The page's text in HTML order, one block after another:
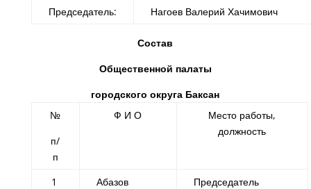
Председатель:
Нагоев Валерий Хачимович
Состав
Общественной палаты
городского округа Баксан
№
п/
п
Ф И О
Место работы,
должность
1
Абазов
Председатель